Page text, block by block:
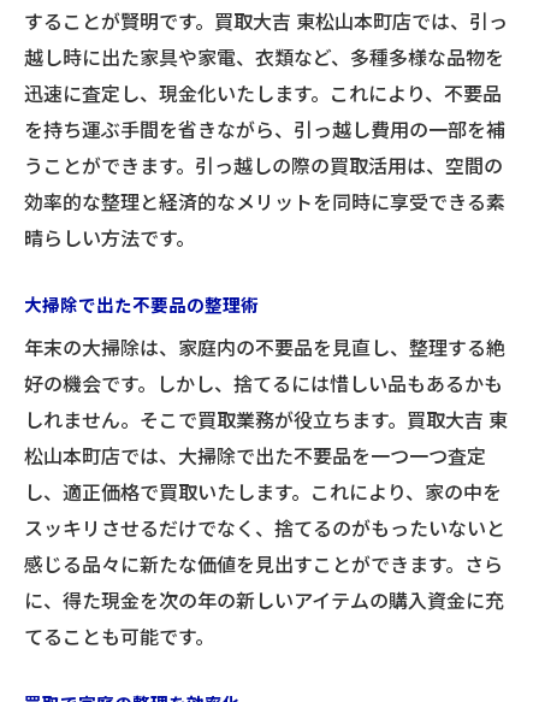
することが賢明です。買取大吉 東松山本町店では、引っ
越し時に出た家具や家電、衣類など、多種多様な品物を
迅速に査定し、現金化いたします。これにより、不要品
を持ち運ぶ手間を省きながら、引っ越し費用の一部を補
うことができます。引っ越しの際の買取活用は、空間の
効率的な整理と経済的なメリットを同時に享受できる素
晴らしい方法です。
大掃除で出た不要品の整理術
年末の大掃除は、家庭内の不要品を見直し、整理する絶
好の機会です。しかし、捨てるには惜しい品もあるかも
しれません。そこで買取業務が役立ちます。買取大吉 東
松山本町店では、大掃除で出た不要品を一つ一つ査定
し、適正価格で買取いたします。これにより、家の中を
スッキリさせるだけでなく、捨てるのがもったいないと
感じる品々に新たな価値を見出すことができます。さら
に、得た現金を次の年の新しいアイテムの購入資金に充
てることも可能です。